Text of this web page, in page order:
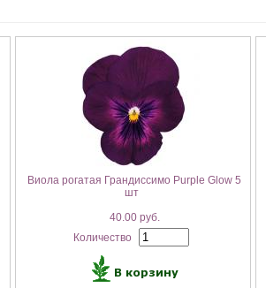
Виола рогатая Грандиссимо Purple Glow 5
шт
40.00 руб.
Количество